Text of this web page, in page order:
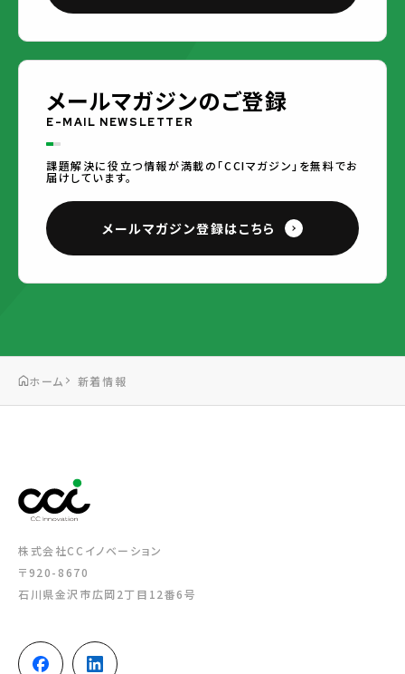
メールマガジンのご登録
E-MAIL NEWSLETTER
課題解決に役立つ情報が満載の「CCIマガジン」を無料でお
届けしています。
メールマガジン登録はこちら
ホーム 新着情報
株式会社CCイノベーション
〒920-8670
石川県金沢市広岡2丁目12番6号